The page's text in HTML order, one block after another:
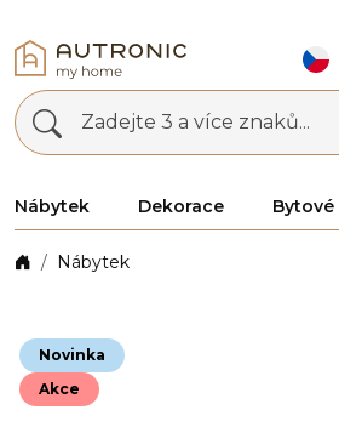
Zadejte 3 a více znaků...
Nábytek Dekorace
Nábytek
Novinka
Akce